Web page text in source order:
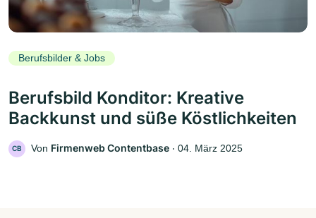
Berufsbilder & Jobs
Berufsbild Konditor: Kreative
Backkunst und süße Köstlichkeiten
CB Von Firmenweb Contentbase ‧ 04. März 2025